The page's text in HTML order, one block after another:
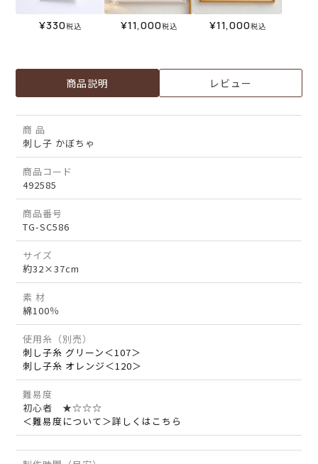
¥330税込 ¥11,000税込 ¥11,000税込
商品説明 レビュー
商 品
刺し子 かぼちゃ
商品コード
492585
商品番号
TG-SC586
サイズ
約32×37cm
素 材
綿100％
使用糸（別売）
刺し子糸 グリーン＜107＞
刺し子糸 オレンジ＜120＞
難易度
初心者 ★☆☆☆
＜難易度について＞詳しくはこちら